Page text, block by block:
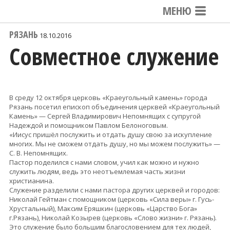
МЕНЮ
РЯЗАНЬ 18.10.2016
Совместное служение
В среду 12 октября церковь «Краеугольный камень» города
Рязань посетил епископ объединения церквей «Краеугольный
Камень» — Сергей Владимирович Непомнящих с супругой
Надеждой и помощником Павлом Белоноговым.
«Иисус пришёл послужить и отдать душу свою за искупление
многих. Мы не сможем отдать душу, но мы можем послужить» —
С. В. Непомнящих.
Пастор поделился с нами словом, учил как можно и нужно
служить людям, ведь это неотъемлемая часть жизни
христианина.
Служение разделили с нами пастора других церквей и городов:
Николай Гейтман с помощником (церковь «Сила веры» г. Гусь-
Хрустальный), Максим Еряшкин (церковь «Царство Бога»
г.Рязань), Николай Козырев (церковь «Слово жизни» г. Рязань).
Это служение было большим благословением для тех людей,